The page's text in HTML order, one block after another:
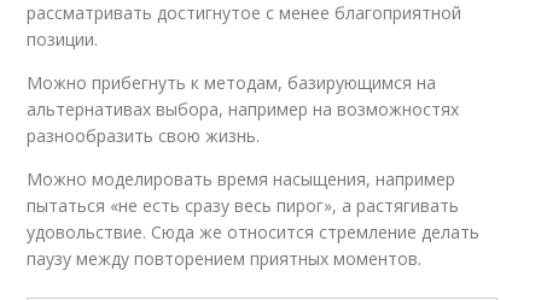
рассматривать достигнутое с менее благоприятной
позиции.
Можно прибегнуть к методам, базирующимся на
альтернативах выбора, например на возможностях
разнообразить свою жизнь.
Можно моделировать время насыщения, например
пытаться «не есть сразу весь пирог», а растягивать
удовольствие. Сюда же относится стремление делать
паузу между повторением приятных моментов.